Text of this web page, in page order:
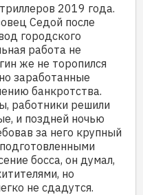
2019 года.
Седой после
городского
работа не
же не торопился
заработанные
банкротства.
работники решили
и поздней ночью
за него крупный
босса, он думал,
но
не сдадутся.